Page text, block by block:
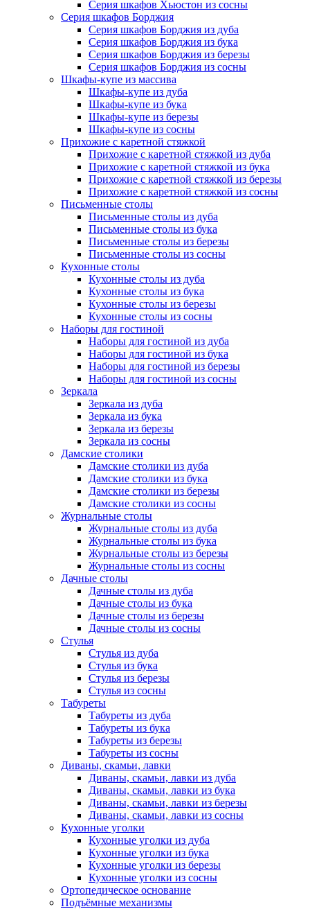
Серия шкафов Хьюстон из сосны
Серия шкафов Борджия
Серия шкафов Борджия из дуба
Серия шкафов Борджия из бука
Серия шкафов Борджия из березы
Серия шкафов Борджия из сосны
Шкафы-купе из массива
Шкафы-купе из дуба
Шкафы-купе из бука
Шкафы-купе из березы
Шкафы-купе из сосны
Прихожие с каретной стяжкой
Прихожие с каретной стяжкой из дуба
Прихожие с каретной стяжкой из бука
Прихожие с каретной стяжкой из березы
Прихожие с каретной стяжкой из сосны
Письменные столы
Письменные столы из дуба
Письменные столы из бука
Письменные столы из березы
Письменные столы из сосны
Кухонные столы
Кухонные столы из дуба
Кухонные столы из бука
Кухонные столы из березы
Кухонные столы из сосны
Наборы для гостиной
Наборы для гостиной из дуба
Наборы для гостиной из бука
Наборы для гостиной из березы
Наборы для гостиной из сосны
Зеркала
Зеркала из дуба
Зеркала из бука
Зеркала из березы
Зеркала из сосны
Дамские столики
Дамские столики из дуба
Дамские столики из бука
Дамские столики из березы
Дамские столики из сосны
Журнальные столы
Журнальные столы из дуба
Журнальные столы из бука
Журнальные столы из березы
Журнальные столы из сосны
Дачные столы
Дачные столы из дуба
Дачные столы из бука
Дачные столы из березы
Дачные столы из сосны
Стулья
Стулья из дуба
Стулья из бука
Стулья из березы
Стулья из сосны
Табуреты
Табуреты из дуба
Табуреты из бука
Табуреты из березы
Табуреты из сосны
Диваны, скамьи, лавки
Диваны, скамьи, лавки из дуба
Диваны, скамьи, лавки из бука
Диваны, скамьи, лавки из березы
Диваны, скамьи, лавки из сосны
Кухонные уголки
Кухонные уголки из дуба
Кухонные уголки из бука
Кухонные уголки из березы
Кухонные уголки из сосны
Ортопедическое основание
Подъёмные механизмы